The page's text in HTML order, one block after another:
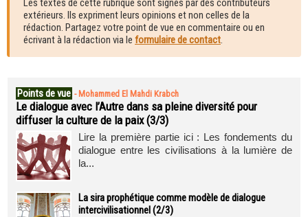
Les textes de cette rubrique sont signés par des contributeurs
extérieurs. Ils expriment leurs opinions et non celles de la
rédaction. Partagez votre point de vue en commentaire ou en
écrivant à la rédaction via le formulaire de contact.
Points de vue - Mohammed El Mahdi Krabch
Le dialogue avec l’Autre dans sa pleine diversité pour
diffuser la culture de la paix (3/3)
Lire la première partie ici : Les fondements du
dialogue entre les civilisations à la lumière de
la...
La sira prophétique comme modèle de dialogue
intercivilisationnel (2/3)